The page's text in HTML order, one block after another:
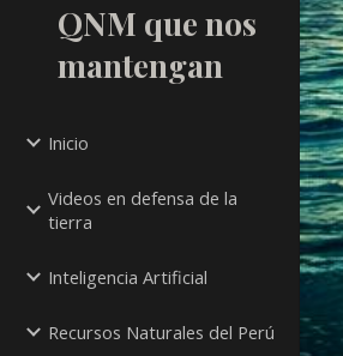
QNM que nos
mantengan
Inicio
Videos en defensa de la
tierra
Inteligencia Artificial
Recursos Naturales del Perú